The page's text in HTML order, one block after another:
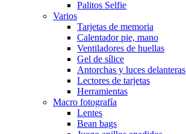
Palitos Selfie
Varios
Tarjetas de memoria
Calentador pie, mano
Ventiladores de huellas
Gel de sílice
Antorchas y luces delanteras
Lectores de tarjetas
Herramientas
Macro fotografía
Lentes
Bean bags